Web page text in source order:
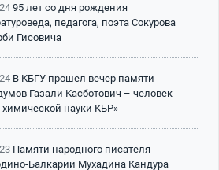
95 лет со дня рождения
педагога, поэта Сокурова
Гисовича
В КБГУ прошел вечер памяти
Газали Касботович – человек-
химической науки КБР»
Памяти народного писателя
Балкарии Мухадина Кандура